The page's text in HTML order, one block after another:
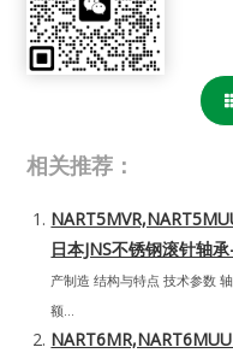
相关推荐：
日本JNS不锈钢滚针轴
产制造 结构与特点 技术参数
额...